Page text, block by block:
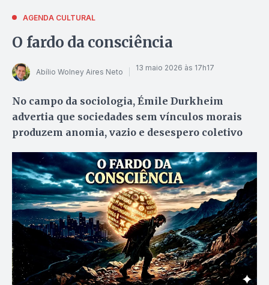
AGENDA CULTURAL
O fardo da consciência
Abílio Wolney Aires Neto 13 maio 2026 às 17h17
No campo da sociologia, Émile Durkheim
advertia que sociedades sem vínculos morais
produzem anomia, vazio e desespero coletivo